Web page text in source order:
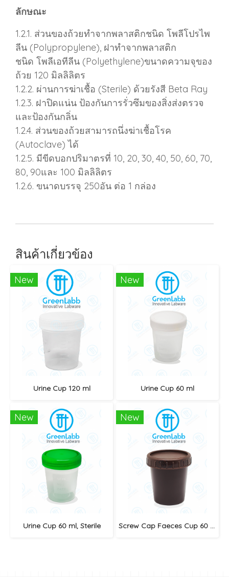
ลักษณะ
1.2.1. ส่วนของถ้วยทำจากพลาสติกชนิด โพลีโปรไพ
ลีน (Polypropylene), ฝาทำจากพลาสติก
ชนิด โพลีเอทีลีน (Polyethylene)ขนาดความจุของ
ถ้วย 120 มิลลิลิตร
1.2.2. ผ่านการฆ่าเชื้อ (Sterile) ด้วยรังสี Beta Ray
1.2.3. ฝาปิดแน่น ป้องกันการรั่วซึมของสิ่งส่งตรวจ
และป้องกันกลิ่น
1.2.4. ส่วนของถ้วยสามารถนึ่งฆ่าเชื้อโรค
(Autoclave) ได้
1.2.5. มีขีดบอกปริมาตรที่ 10, 20, 30, 40, 50, 60, 70,
80, 90และ 100 มิลลิลิตร
1.2.6. ขนาดบรรจุ 250อัน ต่อ 1 กล่อง
สินค้าเกี่ยวข้อง
New
Urine Cup 120 ml
New
Urine Cup 60 ml
New
Urine Cup 60 ml, Sterile
New
Screw Cap Faeces Cup 60 ml, Brown